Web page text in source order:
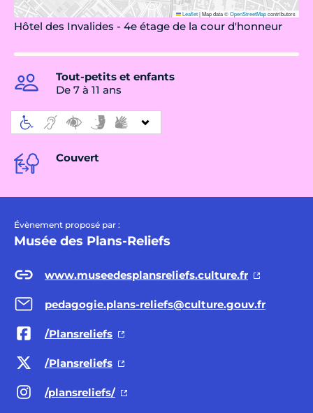
Leaflet|Map data ©OpenStreetMapcontributors
Hôtel des Invalides - 4e étage de la cour d'honneur
Tout-petits et enfants
De 7 à 11 ans
Couvert
Évènement proposé par :
Musée des Plans-Reliefs
www.museedesplansreliefs.culture.fr
pedagogie.plans-reliefs@culture.gouv.fr
/Plansreliefs
/Plansreliefs
/plansreliefs/